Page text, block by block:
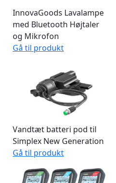
InnovaGoods Lavalampe
med Bluetooth Højtaler
og Mikrofon
Gå til produkt
Vandtæt batteri pod til
Simplex New Generation
Gå til produkt